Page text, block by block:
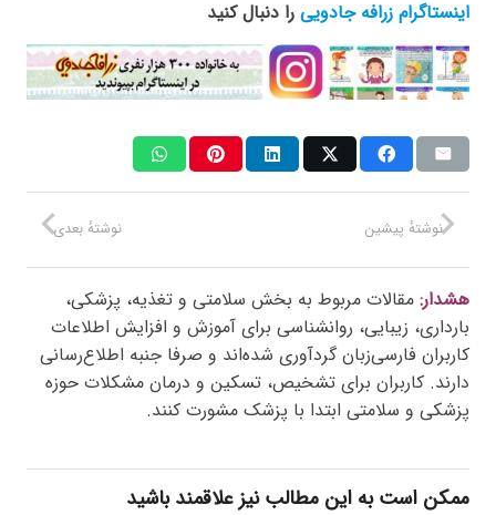
اینستاگرام زرافه جادویی را دنبال کنید
نوشتهٔ بعدی نوشتهٔ پیشین
هشدار: مقالات مربوط به بخش سلامتی و تغذیه، پزشکی،
بارداری، زیبایی، روانشناسی برای آموزش و افزایش اطلاعات
کاربران فارسی‌زبان گردآوری شده‌اند و صرفا جنبه اطلاع‌رسانی
دارند. کاربران برای تشخیص، تسکین و درمان مشکلات حوزه
پزشکی و سلامتی ابتدا با پزشک مشورت کنند.
ممکن است به این مطالب نیز علاقمند باشید